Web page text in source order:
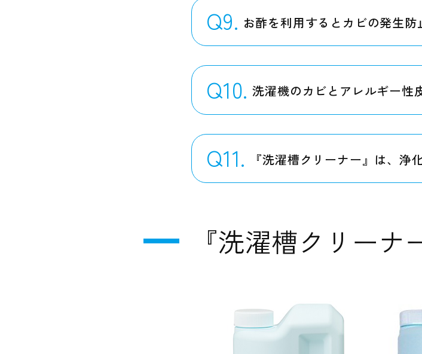
Q9. お酢を利用するとカビの発生防
Q10. 洗濯機のカビとアレルギー性
Q11. 『洗濯槽クリーナー』は、浄
『洗濯槽クリーナ